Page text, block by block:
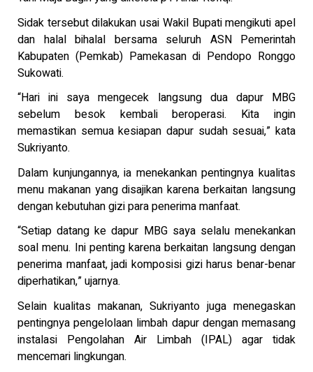
Sidak tersebut dilakukan usai Wakil Bupati mengikuti apel
dan halal bihalal bersama seluruh ASN Pemerintah
Kabupaten (Pemkab) Pamekasan di Pendopo Ronggo
Sukowati.
“Hari ini saya mengecek langsung dua dapur MBG
sebelum besok kembali beroperasi. Kita ingin
memastikan semua kesiapan dapur sudah sesuai,” kata
Sukriyanto.
Dalam kunjungannya, ia menekankan pentingnya kualitas
menu makanan yang disajikan karena berkaitan langsung
dengan kebutuhan gizi para penerima manfaat.
“Setiap datang ke dapur MBG saya selalu menekankan
soal menu. Ini penting karena berkaitan langsung dengan
penerima manfaat, jadi komposisi gizi harus benar-benar
diperhatikan,” ujarnya.
Selain kualitas makanan, Sukriyanto juga menegaskan
pentingnya pengelolaan limbah dapur dengan memasang
instalasi Pengolahan Air Limbah (IPAL) agar tidak
mencemari lingkungan.